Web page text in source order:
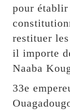
pour établir
restituer
il importe
Naaba
33e